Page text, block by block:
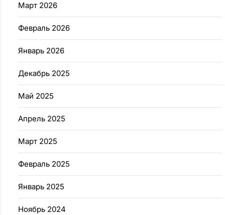
Март 2026
Февраль 2026
Январь 2026
Декабрь 2025
Май 2025
Апрель 2025
Март 2025
Февраль 2025
Январь 2025
Ноябрь 2024